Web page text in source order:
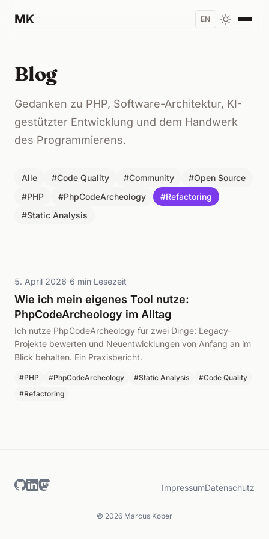
MK EN
Blog
Gedanken zu PHP, Software-Architektur, KI-
gestützter Entwicklung und dem Handwerk
des Programmierens.
Alle #Code Quality #Community
#Open Source
#PHP
#PhpCodeArcheology
#Refactoring
#Static Analysis
5. April 2026 6 min Lesezeit
Wie ich mein eigenes Tool nutze:
PhpCodeArcheology im Alltag
Ich nutze PhpCodeArcheology für zwei Dinge: Legacy-
Projekte bewerten und Neuentwicklungen von Anfang an im
Blick behalten. Ein Praxisbericht.
#PHP #PhpCodeArcheology #Static Analysis
#Code Quality
#Refactoring
ImpressumDatenschutz
© 2026 Marcus Kober